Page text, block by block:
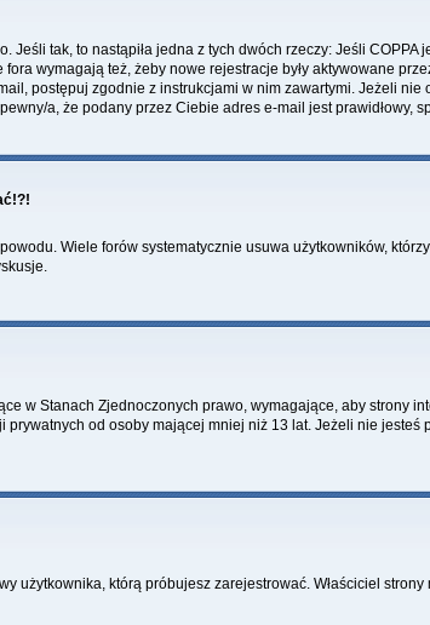
tak, to nastąpiła jedna z tych dwóch rzeczy: Jeśli
wymagają też, żeby nowe rejestracje były aktywowane
postępuj zgodnie z instrukcjami w nim zawartymi. Jeżeli
a, że podany przez Ciebie adres e-mail jest prawidłowy,
Wiele forów systematycznie usuwa użytkowników,
w Stanach Zjednoczonych prawo, wymagające, aby strony
od osoby mającej mniej niż 13 lat. Jeżeli nie
użytkownika, którą próbujesz zarejestrować. Właściciel